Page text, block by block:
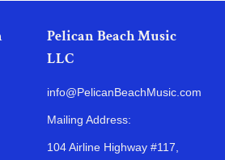
Pelican Beach Music
LLC
info@PelicanBeachMusic.com
Mailing Address:
104 Airline Highway #117,